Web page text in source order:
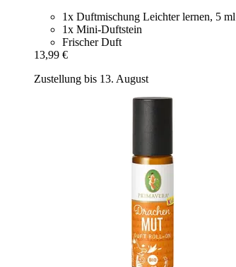
1x Duftmischung Leichter lernen, 5 ml
1x Mini-Duftstein
Frischer Duft
13,99 €
Zustellung bis 13. August